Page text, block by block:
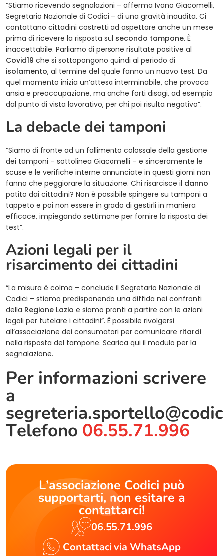
“Stiamo ricevendo segnalazioni – afferma Ivano Giacomelli,
Segretario Nazionale di Codici – di una gravità inaudita. Ci
contattano cittadini costretti ad aspettare anche un mese
prima di ricevere la risposta sul secondo tampone. È
inaccettabile. Parliamo di persone risultate positive al
Covid19 che si sottopongono quindi al periodo di
isolamento, al termine del quale fanno un nuovo test. Da
quel momento inizia un’attesa interminabile, che provoca
ansia e preoccupazione, ma anche forti disagi, ad esempio
dal punto di vista lavorativo, per chi poi risulta negativo”.
La debacle dei tamponi
“Siamo di fronte ad un fallimento colossale della gestione
dei tamponi – sottolinea Giacomelli – e sinceramente le
scuse e le verifiche interne annunciate in questi giorni non
fanno che peggiorare la situazione. Chi risarcisce il danno
patito dai cittadini? Non è possibile spingere su tamponi a
tappeto e poi non essere in grado di gestirli in maniera
efficace, impiegando settimane per fornire la risposta dei
test”.
Azioni legali per il
risarcimento dei cittadini
“La misura è colma – conclude il Segretario Nazionale di
Codici – stiamo predisponendo una diffida nei confronti
della Regione Lazio e siamo pronti a partire con le azioni
legali per tutelare i cittadini”. È possibile rivolgersi
all’associazione dei consumatori per comunicare ritardi
nella risposta del tampone. Scarica qui il modulo per la
segnalazione.
Per informazioni scrivere
a
Telefono 06.55.71.996
L’associazione Codici può
supportarti, non esitare a
contattarci!
06.55.71.996
Contattaci via WhatsApp